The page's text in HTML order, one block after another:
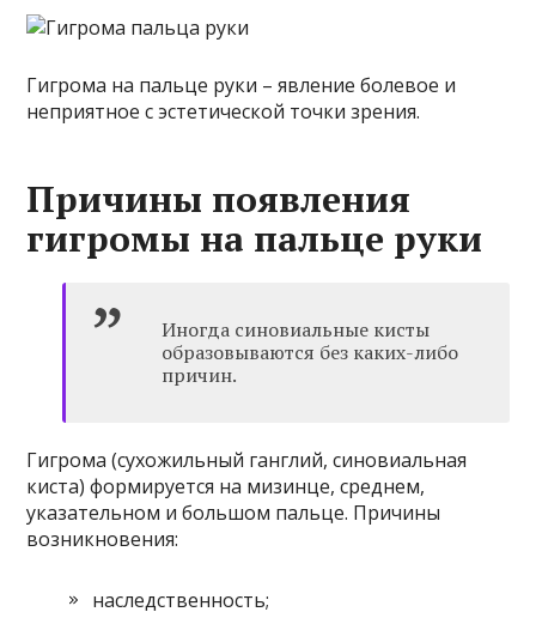
Гигрома на пальце руки – явление болевое и
неприятное с эстетической точки зрения.
Причины появления
гигромы на пальце руки
Иногда синовиальные кисты
образовываются без каких-либо
причин.
Гигрома (сухожильный ганглий, синовиальная
киста) формируется на мизинце, среднем,
указательном и большом пальце. Причины
возникновения:
наследственность;